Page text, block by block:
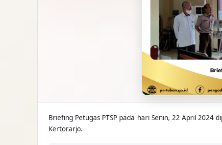
Briefing Petugas PTSP pada hari Senin, 22 April 2024
Kertorarjo.